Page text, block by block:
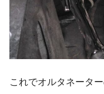
これでオルタネータ